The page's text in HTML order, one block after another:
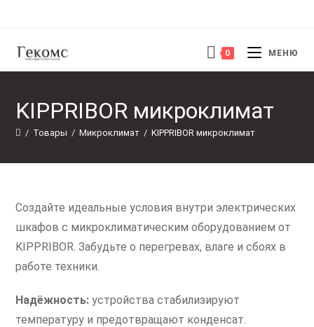
0 МЕНЮ
KIPPRIBOR микроклимат
/ Товары / Микроклимат / KIPPRIBOR микроклимат
Создайте идеальные условия внутри электрических
шкафов с микроклиматическим оборудованием от
KIPPRIBOR. Забудьте о перегревах, влаге и сбоях в
работе техники.
Надёжность: устройства стабилизируют
температуру и предотвращают конденсат.